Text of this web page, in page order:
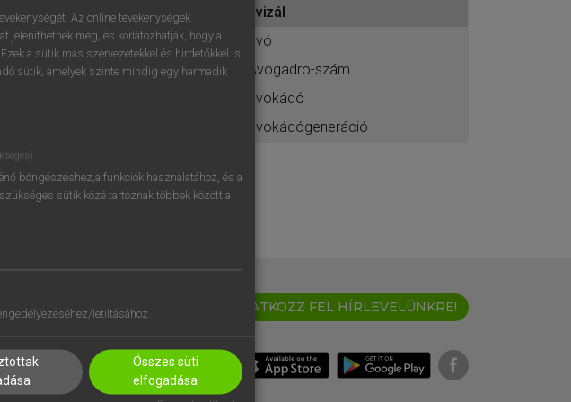
elindításához
regisztrálok ésbelépek.
REGISZTRÁCIÓ
avizál
ávó
Avogadro-szám
avokádó
avokádógeneráció
IRATKOZZ FEL HÍRLEVELÜNKRE!
Az online tevékenységek
jeleníthetnek meg, és korlátozhatják, hogy a
a sütik más szervezetekkel és hirdetőkkel is
sütik, amelyek szinte mindig egy harmadik
böngészéshez,a funkciók használatához, és a
sütik közé tartoznak többek között a
letiltásához.
Összes süti
elfogadása